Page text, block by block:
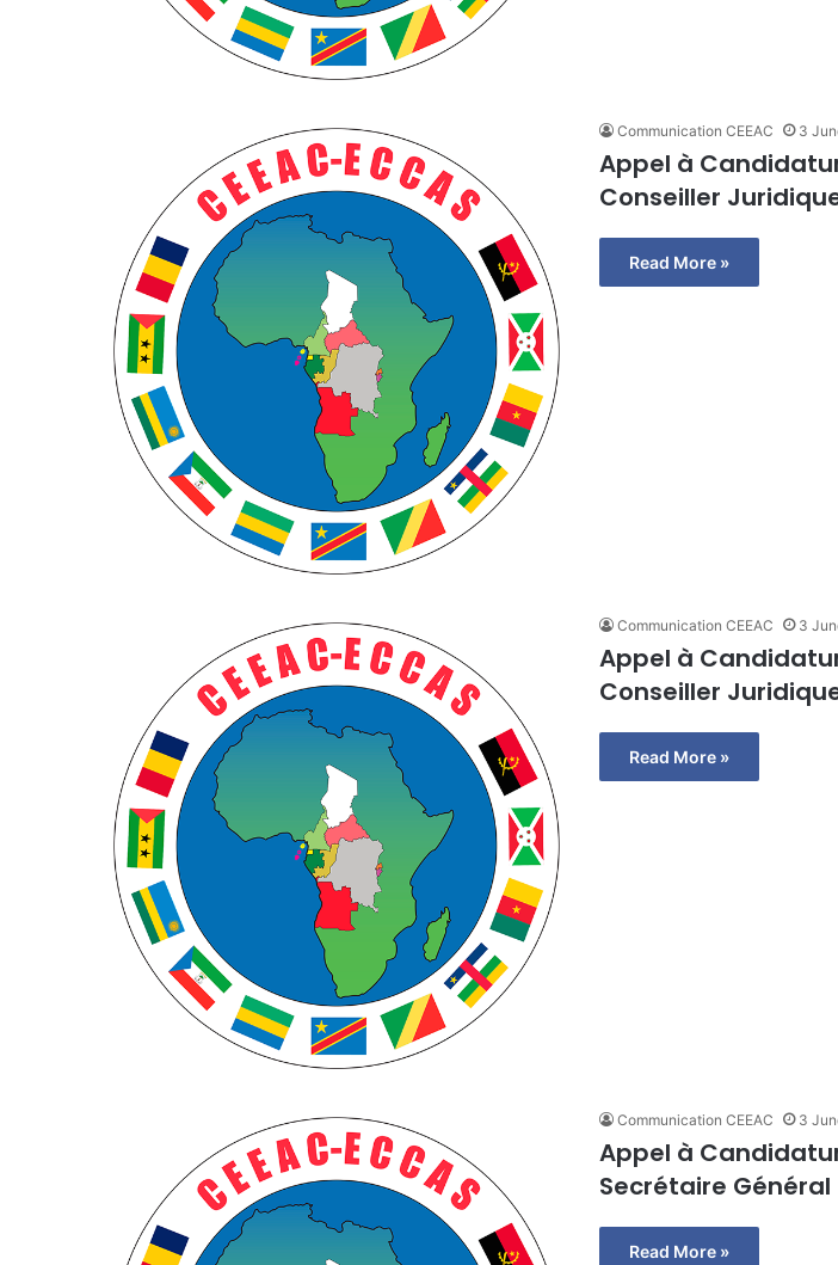
Communication CEEAC 3
Appel à
Conseiller
Read More »
Communication CEEAC 3
Appel à
Conseiller
Read More »
Communication CEEAC 3
Appel à
Secrétaire
Read More »